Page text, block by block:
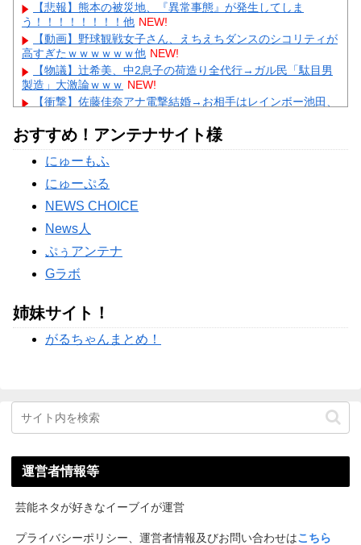
【悲報】熊本の被災地、『異常事態』が発生してしま
う！！！！！！！！他 NEW!
【動画】野球観戦女子さん、えちえちダンスのシコリティが
高すぎたｗｗｗｗｗｗ他 NEW!
【物議】辻希美、中2息子の荷造り全代行→ガル民「駄目男
製造」大激論ｗｗｗ NEW!
【衝撃】佐藤佳奈アナ電撃結婚→お相手はレインボー池田、
【物議】高木美帆、歯列矯正で”別人級”の変化→心ない声に
ガル民ブチギレ擁護ｗｗｗ NEW!
【悲報】彼氏の浮気に激怒→賃貸を椅子でフルボッコにした
女性にガル民総ツッコミｗｗｗ
Powered by livedoor 相互RSS
おすすめ！アンテナサイト様
にゅーもふ
にゅーぷる
NEWS CHOICE
News人
ぷぅアンテナ
Gラボ
姉妹サイト！
がるちゃんまとめ！
運営者情報等
芸能ネタが好きなイーブイが運営
プライバシーポリシー、運営者情報及びお問い合わせはこちら